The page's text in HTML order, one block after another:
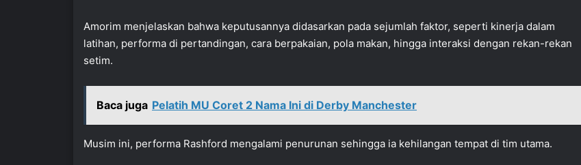
Amorim menjelaskan bahwa keputusannya didasarkan pada sejumlah faktor, seperti kinerja dalam
latihan, performa di pertandingan, cara berpakaian, pola makan, hingga interaksi dengan rekan-rekan
setim.
Baca juga Pelatih MU Coret 2 Nama Ini di Derby Manchester
Musim ini, performa Rashford mengalami penurunan sehingga ia kehilangan tempat di tim utama.